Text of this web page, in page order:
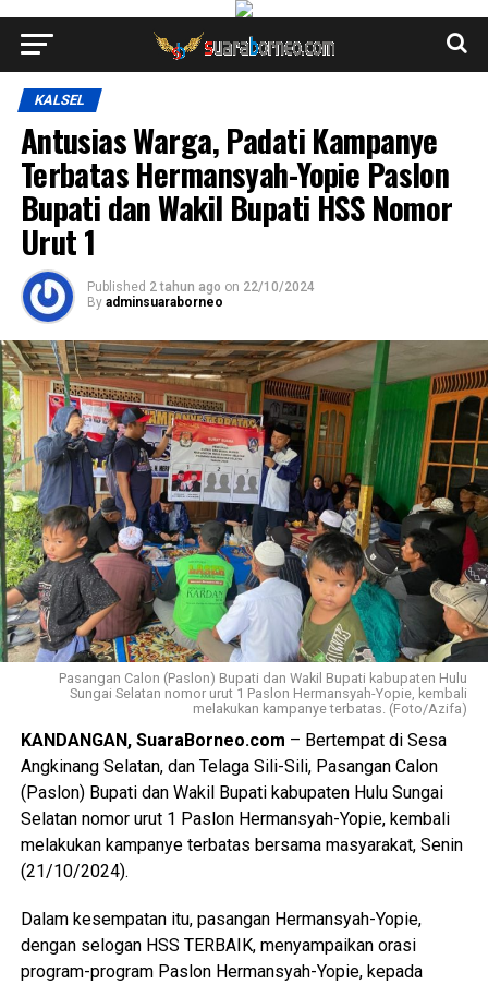
KALSEL
Antusias Warga, Padati Kampanye
Terbatas Hermansyah-Yopie Paslon
Bupati dan Wakil Bupati HSS Nomor
Urut 1
Published 2 tahun ago on 22/10/2024
By adminsuaraborneo
Pasangan Calon (Paslon) Bupati dan Wakil Bupati kabupaten Hulu
Sungai Selatan nomor urut 1 Paslon Hermansyah-Yopie, kembali
melakukan kampanye terbatas. (Foto/Azifa)
KANDANGAN, SuaraBorneo.com – Bertempat di Sesa
Angkinang Selatan, dan Telaga Sili-Sili, Pasangan Calon
(Paslon) Bupati dan Wakil Bupati kabupaten Hulu Sungai
Selatan nomor urut 1 Paslon Hermansyah-Yopie, kembali
melakukan kampanye terbatas bersama masyarakat, Senin
(21/10/2024).
Dalam kesempatan itu, pasangan Hermansyah-Yopie,
dengan selogan HSS TERBAIK, menyampaikan orasi
program-program Paslon Hermansyah-Yopie, kepada